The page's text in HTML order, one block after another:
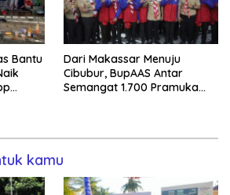
Bantu
Dari Makassar Menuju
Cibubur, BupAAS Antar
Semangat 1.700 Pramuka
kamu